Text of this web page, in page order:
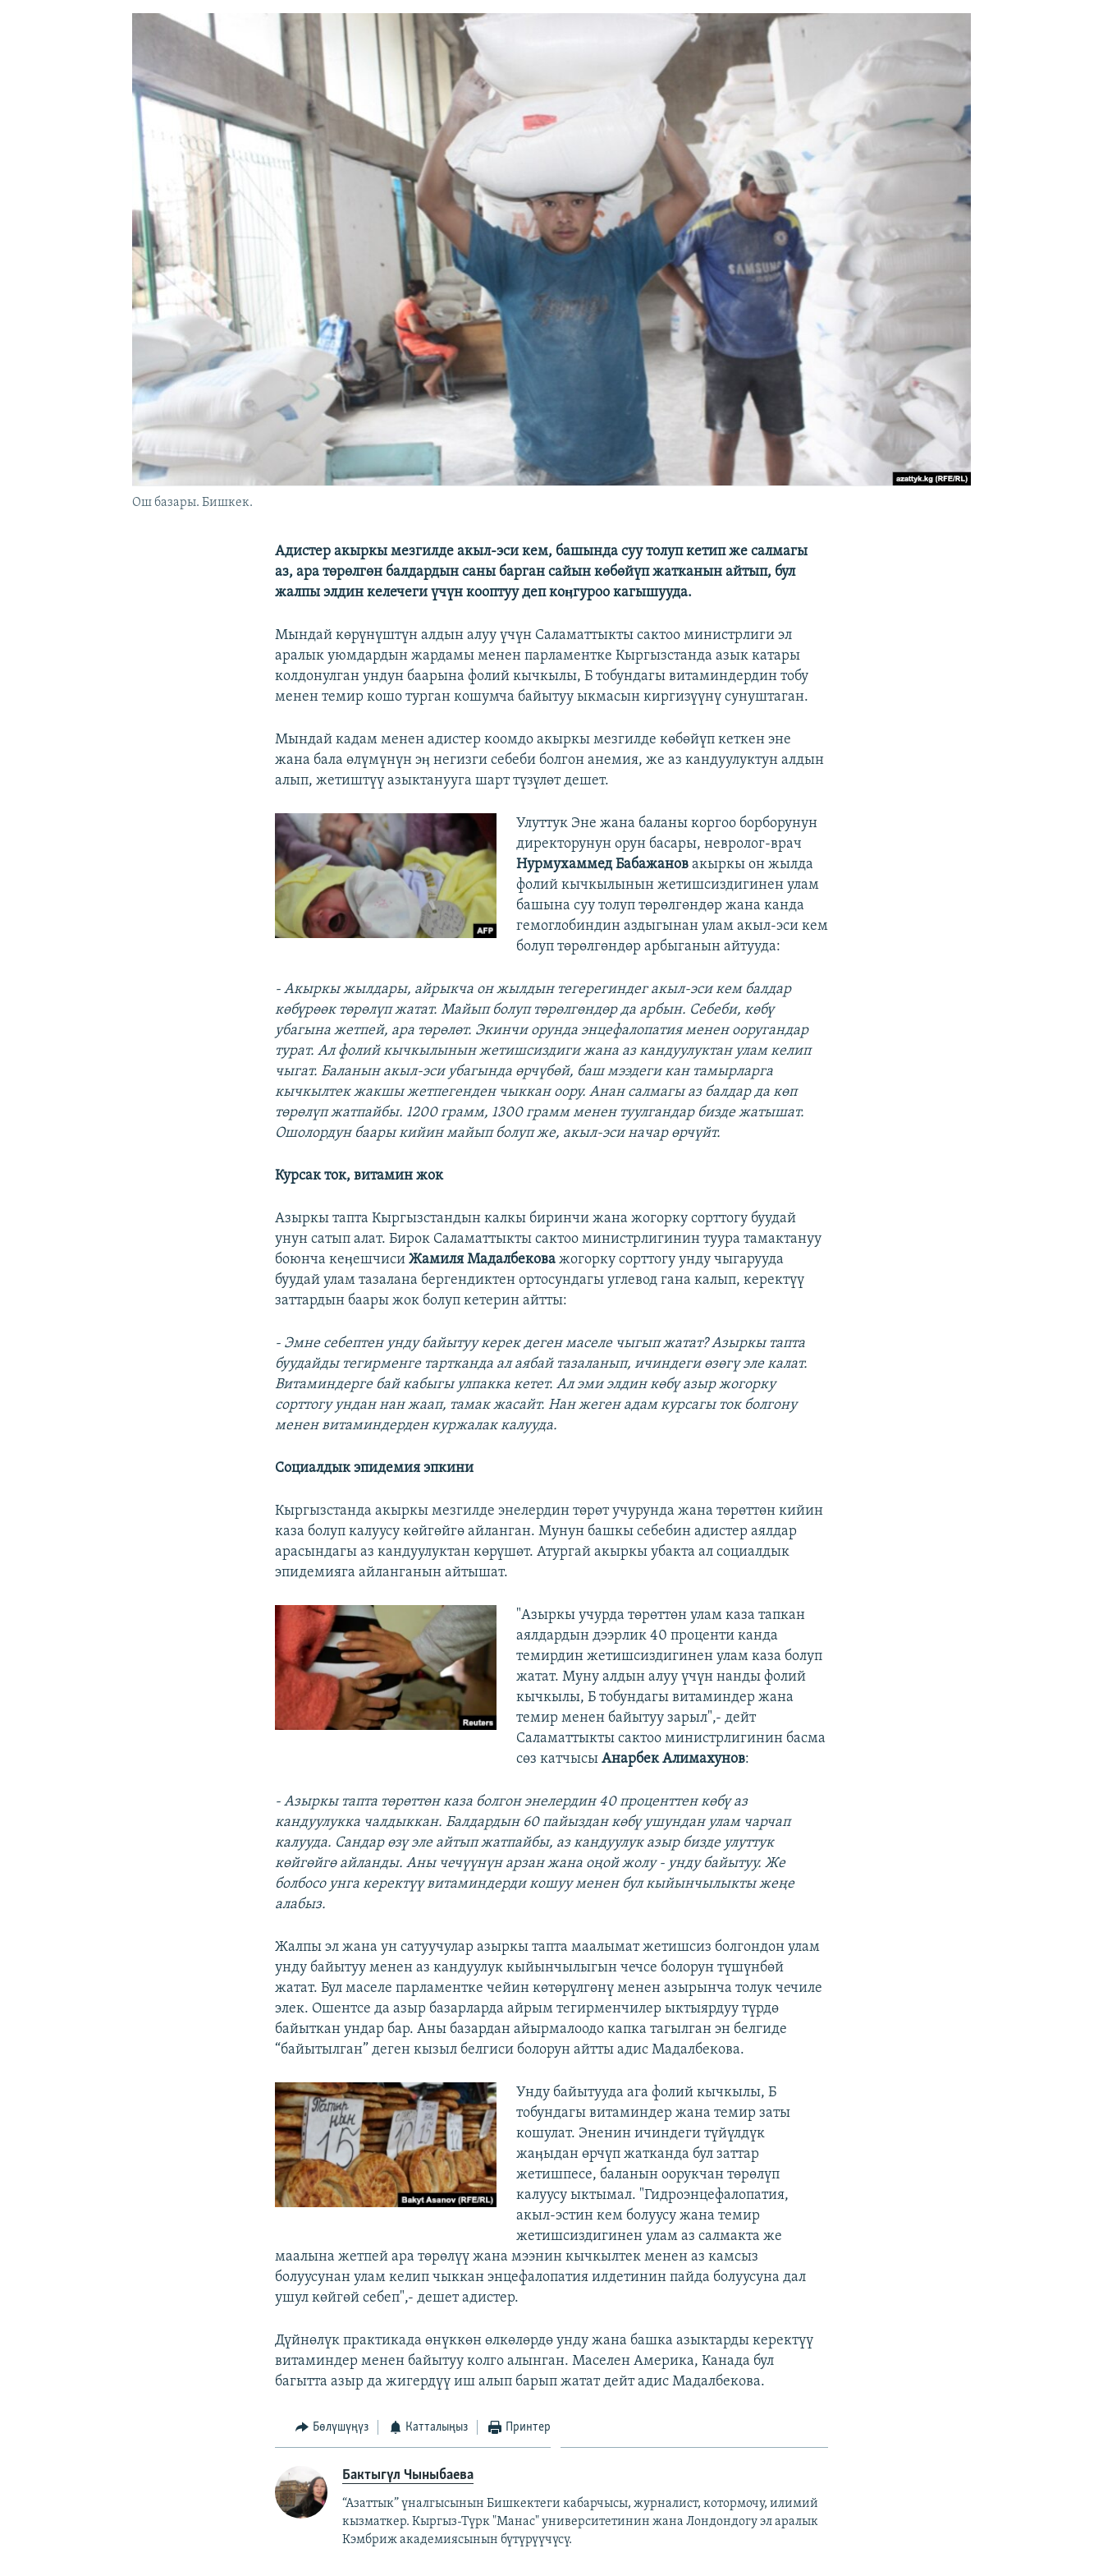
Ош базары. Бишкек.
Адистер акыркы мезгилде акыл-эси кем, башында суу толуп кетип же салмагы
аз, ара төрөлгөн балдардын саны барган сайын көбөйүп жатканын айтып, бул
жалпы элдин келечеги үчүн кооптуу деп коӊгуроо кагышууда.
Мындай көрүнүштүн алдын алуу үчүн Саламаттыкты сактоо министрлиги эл
аралык уюмдардын жардамы менен парламентке Кыргызстанда азык катары
колдонулган ундун баарына фолий кычкылы, Б тобундагы витаминдердин тобу
менен темир кошо турган кошумча байытуу ыкмасын киргизүүнү сунуштаган.
Мындай кадам менен адистер коомдо акыркы мезгилде көбөйүп кеткен эне
жана бала өлүмүнүн эӊ негизги себеби болгон анемия, же аз кандуулуктун алдын
алып, жетиштүү азыктанууга шарт түзүлөт дешет.
Улуттук Эне жана баланы коргоо борборунун
директорунун орун басары, невролог-врач
Нурмухаммед Бабажановакыркы он жылда
фолий кычкылынын жетишсиздигинен улам
башына суу толуп төрөлгөндөр жана канда
гемоглобиндин аздыгынан улам акыл-эси кем
болуп төрөлгөндөр арбыганын айтууда:
- Акыркы жылдары, айрыкча он жылдын тегерегиндег акыл-эси кем балдар
көбүрөөк төрөлүп жатат. Майып болуп төрөлгөндөр да арбын. Себеби, көбү
убагына жетпей, ара төрөлөт. Экинчи орунда энцефалопатия менен ооругандар
турат. Ал фолий кычкылынын жетишсиздиги жана аз кандуулуктан улам келип
чыгат. Баланын акыл-эси убагында өрчүбөй, баш мээдеги кан тамырларга
кычкылтек жакшы жетпегенден чыккан оору. Анан салмагы аз балдар да көп
төрөлүп жатпайбы. 1200 грамм, 1300 грамм менен туулгандар бизде жатышат.
Ошолордун баары кийин майып болуп же, акыл-эси начар өрчүйт.
Курсак ток, витамин жок
Азыркы тапта Кыргызстандын калкы биринчи жана жогорку сорттогу буудай
унун сатып алат. Бирок Саламаттыкты сактоо министрлигинин туура тамактануу
боюнча кеӊешчисиЖамиля Мадалбекова жогорку сорттогу унду чыгарууда
буудай улам тазалана бергендиктен ортосундагы углевод гана калып, керектүү
заттардын баары жок болуп кетерин айтты:
- Эмне себептен унду байытуу керек деген маселе чыгып жатат? Азыркы тапта
буудайды тегирменге тартканда ал аябай тазаланып, ичиндеги өзөгү эле калат.
Витаминдерге бай кабыгы улпакка кетет. Ал эми элдин көбү азыр жогорку
сорттогу ундан нан жаап, тамак жасайт. Нан жеген адам курсагы ток болгону
менен витаминдерден куржалак калууда.
Социалдык эпидемия эпкини
Кыргызстанда акыркы мезгилде энелердин төрөт учурунда жана төрөттөн кийин
каза болуп калуусу көйгөйгө айланган. Мунун башкы себебин адистер аялдар
арасындагы аз кандуулуктан көрүшөт. Атургай акыркы убакта ал социалдык
эпидемияга айланганын айтышат.
"Азыркы учурда төрөттөн улам каза тапкан
аялдардын дээрлик 40 проценти канда
темирдин жетишсиздигинен улам каза болуп
жатат. Муну алдын алуу үчүн нанды фолий
кычкылы, Б тобундагы витаминдер жана
темир менен байытуу зарыл",- дейт
Саламаттыкты сактоо министрлигинин басма
сөз катчысы Анарбек Алимахунов:
- Азыркы тапта төрөттөн каза болгон энелердин 40 проценттен көбү аз
кандуулукка чалдыккан. Балдардын 60 пайыздан көбү ушундан улам чарчап
калууда. Сандар өзү эле айтып жатпайбы, аз кандуулук азыр бизде улуттук
көйгөйгө айланды. Аны чечүүнүн арзан жана оңой жолу - унду байытуу. Же
болбосо унга керектүү витаминдерди кошуу менен бул кыйынчылыкты жеңе
алабыз.
Жалпы эл жана ун сатуучулар азыркы тапта маалымат жетишсиз болгондон улам
унду байытуу менен аз кандуулук кыйынчылыгын чечсе болорун түшүнбөй
жатат. Бул маселе парламентке чейин көтөрүлгөнү менен азырынча толук чечиле
элек. Ошентсе да азыр базарларда айрым тегирменчилер ыктыярдуу түрдө
байыткан ундар бар. Аны базардан айырмалоодо капка тагылган эн белгиде
“байытылган” деген кызыл белгиси болорун айтты адис Мадалбекова.
Унду байытууда ага фолий кычкылы, Б
тобундагы витаминдер жана темир заты
кошулат. Эненин ичиндеги түйүлдүк
жаӊыдан өрчүп жатканда бул заттар
жетишпесе, баланын оорукчан төрөлүп
калуусу ыктымал. "Гидроэнцефалопатия,
акыл-эстин кем болуусу жана темир
жетишсиздигинен улам аз салмакта же
маалына жетпей ара төрөлүү жана мээнин кычкылтек менен аз камсыз
болуусунан улам келип чыккан энцефалопатия илдетинин пайда болуусуна дал
ушул көйгөй себеп",- дешет адистер.
Дүйнөлүк практикада өнүккөн өлкөлөрдө унду жана башка азыктарды керектүү
витаминдер менен байытуу колго алынган. Маселен Америка, Канада бул
багытта азыр да жигердүү иш алып барып жатат дейт адис Мадалбекова.
Бөлүшүңүз Катталыңыз Принтер
Бактыгүл Чыныбаева
“Азаттык” үналгысынын Бишкектеги кабарчысы, журналист, котормочу, илимий
кызматкер. Кыргыз-Түрк "Манас" университетинин жана Лондондогу эл аралык
Кэмбриж академиясынын бүтүрүүчүсү.